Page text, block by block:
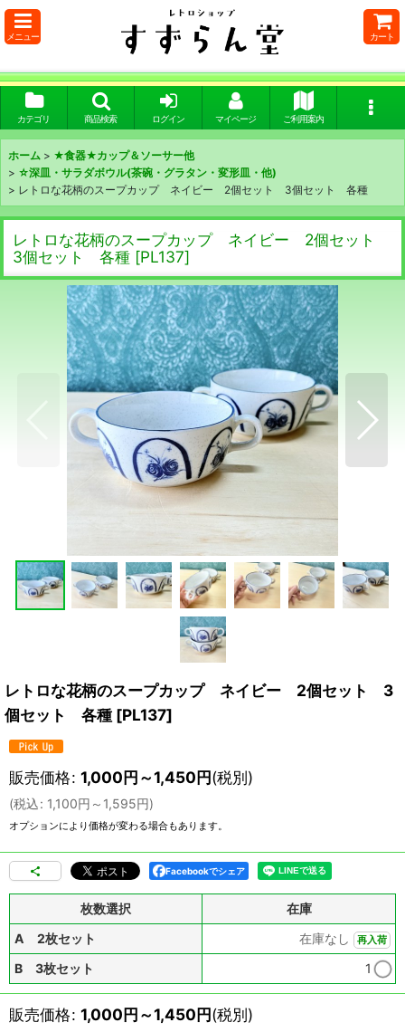
メニュー カート
カテゴリ 商品検索 ログイン マイページ ご利用案内
ホーム > ★食器★カップ＆ソーサー他
> ☆深皿・サラダボウル(茶碗・グラタン・変形皿・他)
> レトロな花柄のスープカップ ネイビー 2個セット 3個セット 各種
レトロな花柄のスープカップ ネイビー 2個セット
3個セット 各種 [PL137]
レトロな花柄のスープカップ ネイビー 2個セット 3
個セット 各種 [PL137]
販売価格: 1,000円～1,450円(税別)
(税込: 1,100円 ～1,595円)
オプションにより価格が変わる場合もあります。
Facebookでシェア
枚数選択
在庫
A 2枚セット
在庫なし 再入荷
B 3枚セット 1
販売価格: 1,000円～1,450円(税別)